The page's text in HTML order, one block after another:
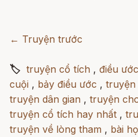
← Truyện trước
🏷 truyện cổ tích , điều ước
cuội , bảy điều ước , truyện
truyện dân gian , truyện
truyện cổ tích hay nhất ,
truyện về lòng tham , bài